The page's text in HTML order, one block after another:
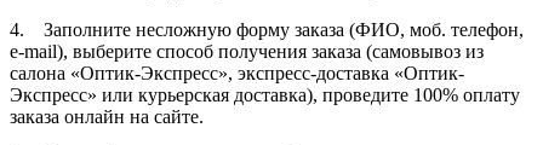
4. Заполните несложную форму заказа (ФИО, моб. телефон,
e-mail), выберите способ получения заказа (самовывоз из
салона «Оптик-Экспресс», экспресс-доставка «Оптик-
Экспресс» или курьерская доставка), проведите 100% оплату
заказа онлайн на сайте.